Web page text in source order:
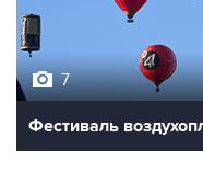
7
Фестиваль